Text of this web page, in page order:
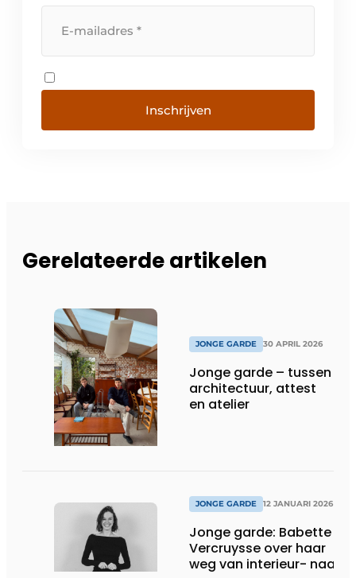
Inschrijven
Gerelateerde artikelen
JONGE GARDE 30 APRIL 2026
Jonge garde – tussen
architectuur, attest
en atelier
JONGE GARDE 12 JANUARI 2026
Jonge garde: Babette
Vercruysse over haar
weg van interieur- naar